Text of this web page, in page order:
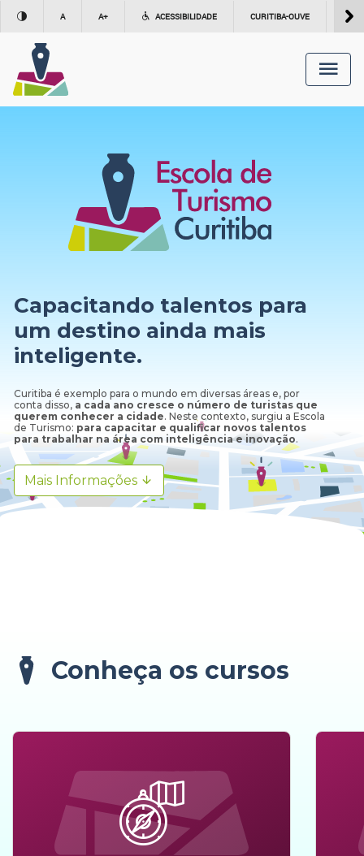
A A+ ACESSIBILIDADE CURITIBA-OUVE 156
Capacitando talentos para
um destino ainda mais
inteligente.
Curitiba é exemplo para o mundo em diversas áreas e, por
conta disso, a cada ano cresce o número de turistas que
querem conhecer a cidade. Neste contexto, surgiu a Escola
de Turismo: para capacitar e qualificar novos talentos
para trabalhar na área com inteligência e inovação.
Mais Informações
Conheça os cursos